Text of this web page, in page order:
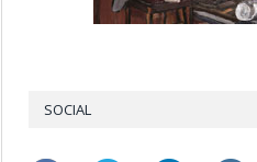
SOCIAL